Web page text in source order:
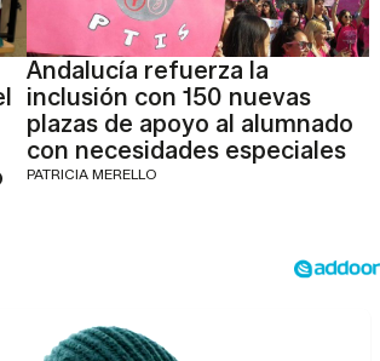
Andalucía refuerza la
inclusión con 150 nuevas
plazas de apoyo al alumnado
con necesidades especiales
PATRICIA MERELLO